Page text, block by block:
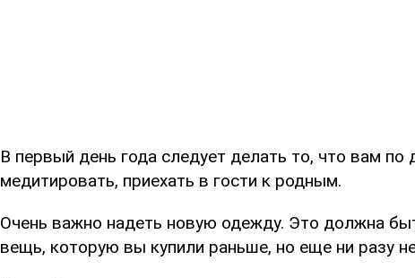
В первый день года следует делать то, что вам по
медитировать, приехать в гости к родным.
Очень важно надеть новую одежду. Это должна
вещь, которую вы купили раньше, но еще ни разу